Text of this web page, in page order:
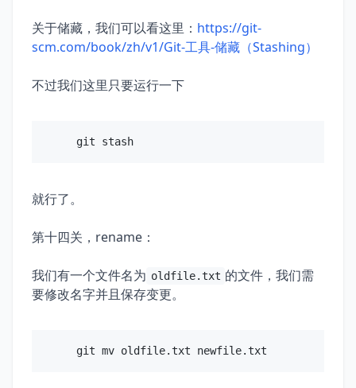
关于储藏，我们可以看这里： https://git-
scm.com/book/zh/v1/Git-工具-储藏（Stashing）
不过我们这里只要运行一下
就行了。
第十四关，rename：
我们有一个文件名为 oldfile.txt 的文件，我们需
要修改名字并且保存变更。